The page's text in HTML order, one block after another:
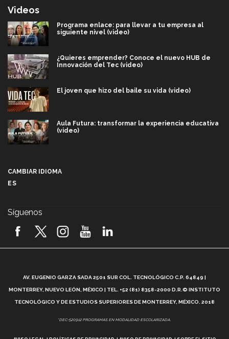
Videos
Programa enlace: para llevar a tu empresa al
siguiente nivel (video)
¿Quieres emprender? Conoce el nuevo HUB de
Innovación del Tec (video)
El joven que hizo del baile su vida (video)
Aula Futura: transformar la experiencia educativa
(video)
2026! (video)
¿Cómo es el Modelo Educativo Tec? (video)
Vida Tec: Feminismo e Inteligencia Artificial, Paola
CAMBIAR IDIOMA
ES
Síguenos
AV. EUGENIO GARZA SADA 2501 SUR COL. TECNOLÓGICO C.P. 64849 |
MONTERREY, NUEVO LEÓN, MÉXICO | TEL. +52 (81) 8358-2000 D.R.© INSTITUTO
TECNOLÓGICO Y DE ESTUDIOS SUPERIORES DE MONTERREY, MÉXICO. 2018
*DEC-520912 PROGRAMAS EN MODALIDAD ESCOLARIZADA.